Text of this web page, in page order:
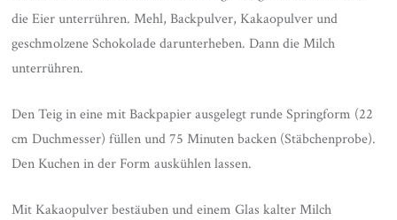
die Eier unterrühren. Mehl, Backpulver, Kakaopulver und
geschmolzene Schokolade darunterheben. Dann die Milch
unterrühren.
Den Teig in eine mit Backpapier ausgelegt runde Springform (22
cm Duchmesser) füllen und 75 Minuten backen (Stäbchenprobe).
Den Kuchen in der Form auskühlen lassen.
Mit Kakaopulver bestäuben und einem Glas kalter Milch